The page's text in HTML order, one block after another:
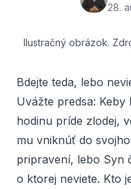
28.
Ilustračný obrázok.
Bdejte teda, lebo
Uvážte predsa:
hodinu príde zlodej,
mu vniknúť do
pripravení, lebo Syn
o ktorej neviete. Kto